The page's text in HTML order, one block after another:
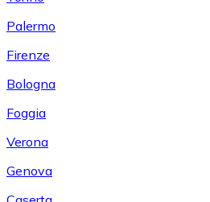
Palermo
Firenze
Bologna
Foggia
Verona
Genova